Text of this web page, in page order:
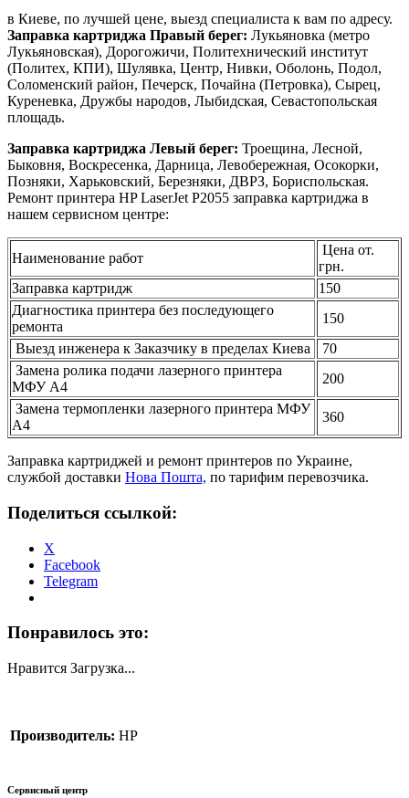
в Киеве, по лучшей цене, выезд специалиста к вам по адресу.
Заправка картриджа Правый берег: Лукьяновка (метро
Лукьяновская), Дорогожичи, Политехнический институт
(Политех, КПИ), Шулявка, Центр, Нивки, Оболонь, Подол,
Соломенский район, Печерск, Почайна (Петровка), Сырец,
Куреневка, Дружбы народов, Лыбидская, Севастопольская
площадь.
Заправка картриджа Левый берег: Троещина, Лесной,
Быковня, Воскресенка, Дарница, Левобережная, Осокорки,
Позняки, Харьковский, Березняки, ДВРЗ, Бориспольская.
Ремонт принтера HP LaserJet P2055 заправка картриджа в
нашем сервисном центре:
Наименование работ
Цена от.
грн.
Заправка картридж
150
Диагностика принтера без последующего
ремонта
150
Выезд инженера к Заказчику в пределах Киева
70
Замена ролика подачи лазерного принтера
МФУ А4
200
Замена термопленки лазерного принтера МФУ
А4
360
Заправка картриджей и ремонт принтеров по Украине,
службой доставки Нова Пошта, по тарифим перевозчика.
Поделиться ссылкой:
X
Facebook
Telegram
Понравилось это:
Нравится Загрузка...
Производитель: HP
Сервисный центр